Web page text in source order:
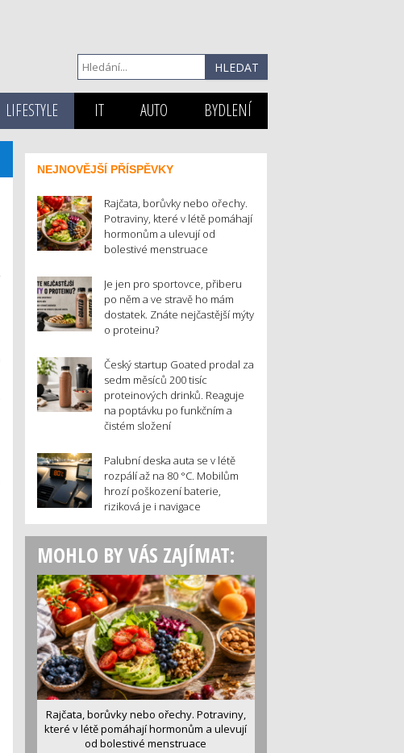
LIFESTYLE IT AUTO BYDLENÍ
NEJNOVĚJŠÍ PŘÍSPĚVKY
Rajčata, borůvky nebo ořechy.
Potraviny, které v létě pomáhají
hormonům a ulevují od
bolestivé menstruace
Je jen pro sportovce, přiberu
po něm a ve stravě ho mám
dostatek. Znáte nejčastější mýty
o proteinu?
Český startup Goated prodal za
sedm měsíců 200 tisíc
proteinových drinků. Reaguje
na poptávku po funkčním a
čistém složení
Palubní deska auta se v létě
rozpálí až na 80 °C. Mobilům
hrozí poškození baterie,
riziková je i navigace
MOHLO BY VÁS ZAJÍMAT:
Rajčata, borůvky nebo ořechy. Potraviny,
které v létě pomáhají hormonům a ulevují
od bolestivé menstruace